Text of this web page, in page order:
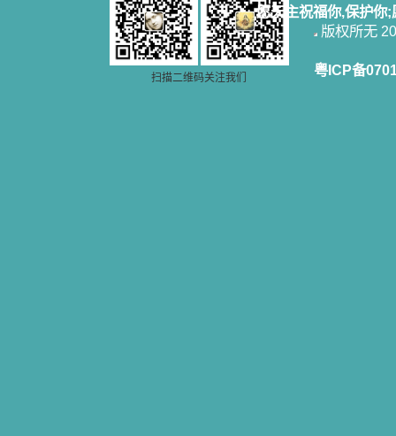
扫描二维码关注我们
愿天主祝福你,保护你
版权所无
粤ICP备